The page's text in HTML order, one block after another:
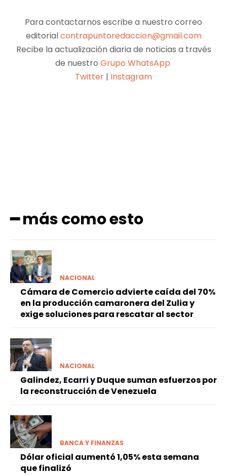
Para contactarnos escribe a nuestro correo
editorialcontrapuntoredaccion@gmail.com
Recibe la actualización diaria de noticias a través
de nuestro Grupo WhatsApp
Twitter | Instagram
━ más como esto
NACIONAL
Cámara de Comercio advierte caída del 70%
en la producción camaronera del Zulia y
exige soluciones para rescatar al sector
NACIONAL
Galindez, Ecarri y Duque suman esfuerzos por
la reconstrucción de Venezuela
BANCA Y FINANZAS
Dólar oficial aumentó 1,05% esta semana
que finalizó